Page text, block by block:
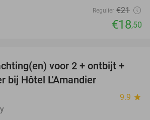
Regulier €21
€18,50
32%
voor 2 + ontbijt +
bij Hôtel L'Amandier
9.9 star